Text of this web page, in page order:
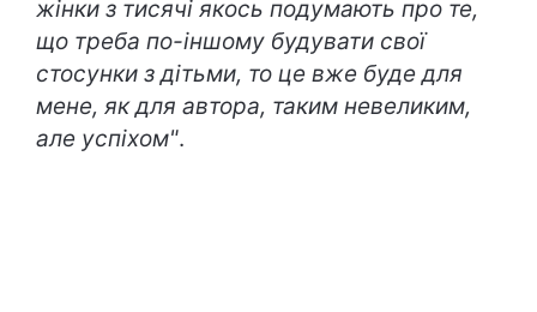
жінки з тисячі якось подумають про те,
що треба по-іншому будувати свої
стосунки з дітьми, то це вже буде для
мене, як для автора, таким невеликим,
але успіхом".